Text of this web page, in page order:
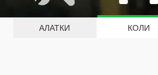
АЛАТКИ КОЛИ